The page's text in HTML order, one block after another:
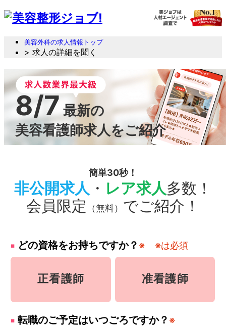
美容外科の求人情報トップ
> 求人の詳細を聞く
8/7最新の
美容看護師求人をご紹介
簡単30秒！
非公開求人 ・ レア求人多数！
会員限定
（無料） でご紹介！
どの資格をお持ちですか？ ※ ※は必須
正看護師 准看護師
転職のご予定はいつごろですか？ ※